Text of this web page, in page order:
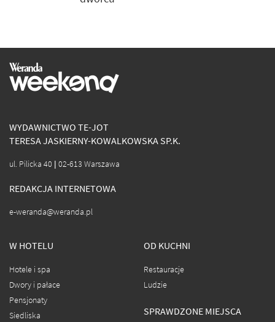
WYDAWNICTWO TE-JOT
TERESA JASKIERNY-KOWALKOWSKA SP.K.
ul. Pilicka 40 | 02-613 Warszawa
REDAKCJA INTERNETOWA
e-weranda@weranda.pl
W HOTELU
Hotele i spa
Dwory i pałace
Pensjonaty
Siedliska
OD KUCHNI
Restauracje
Ludzie
SPRAWDZONE MIEJSCA